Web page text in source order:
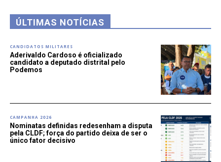
ÚLTIMAS NOTÍCIAS
CANDIDATOS MILITARES
Aderivaldo Cardoso é oficializado
candidato a deputado distrital pelo
Podemos
CAMPANHA 2026
Nominatas definidas redesenham a disputa
pela CLDF; força do partido deixa de ser o
único fator decisivo